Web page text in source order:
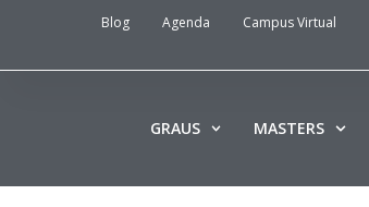
Blog Agenda Campus Virtual
GRAUS MASTERS